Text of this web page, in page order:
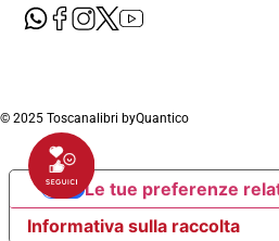
© 2025 Toscanalibri byQuantico
Informativa sulla raccolta
Le tue preferenze